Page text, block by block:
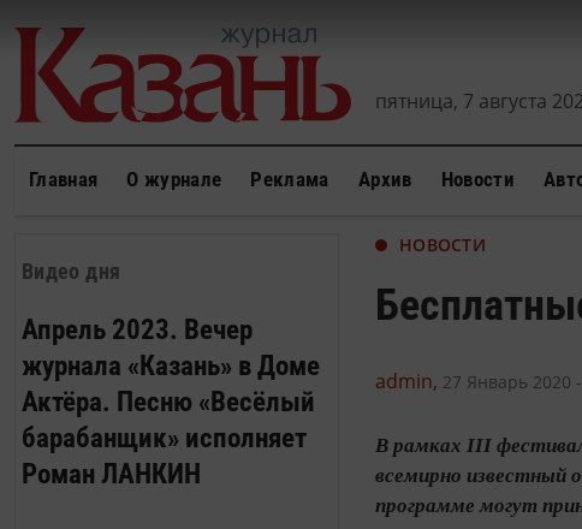
пятница, 7 августа
Главная О журнале Реклама Архив Новости
Видео дня
Апрель 2023. Вечер
журнала «Казань» в Доме
Актёра. Песню «Весёлый
барабанщик» исполняет
Роман ЛАНКИН
НОВОСТИ
admin, 27 Январь 2020
В рамках III
всемирно известный
программе могут